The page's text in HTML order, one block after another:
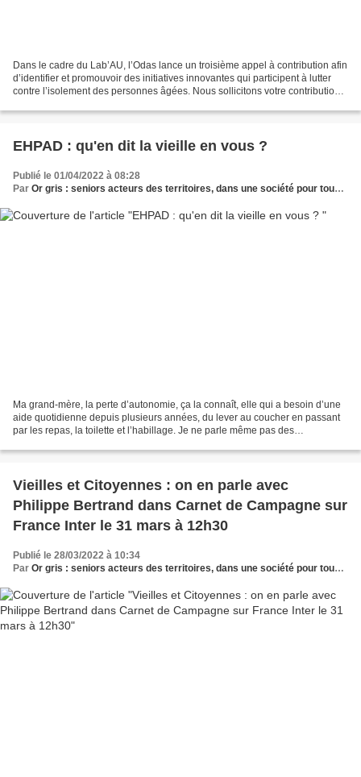
Dans le cadre du Lab’AU, l’Odas lance un troisième appel à contribution afin
d’identifier et promouvoir des initiatives innovantes qui participent à lutter
contre l’isolement des personnes âgées. Nous sollicitons votre contribution
EHPAD : qu'en dit la vieille en vous ?
Publié le 01/04/2022 à 08:28
Par Or gris : seniors acteurs des territoires, dans une société pour tous les âges
Ma grand-mère, la perte d’autonomie, ça la connaît, elle qui a besoin d’une
aide quotidienne depuis plusieurs années, du lever au coucher en passant
par les repas, la toilette et l’habillage. Je ne parle même pas des
Vieilles et Citoyennes : on en parle avec
Philippe Bertrand dans Carnet de Campagne sur
France Inter le 31 mars à 12h30
Publié le 28/03/2022 à 10:34
Par Or gris : seniors acteurs des territoires, dans une société pour tous les âges